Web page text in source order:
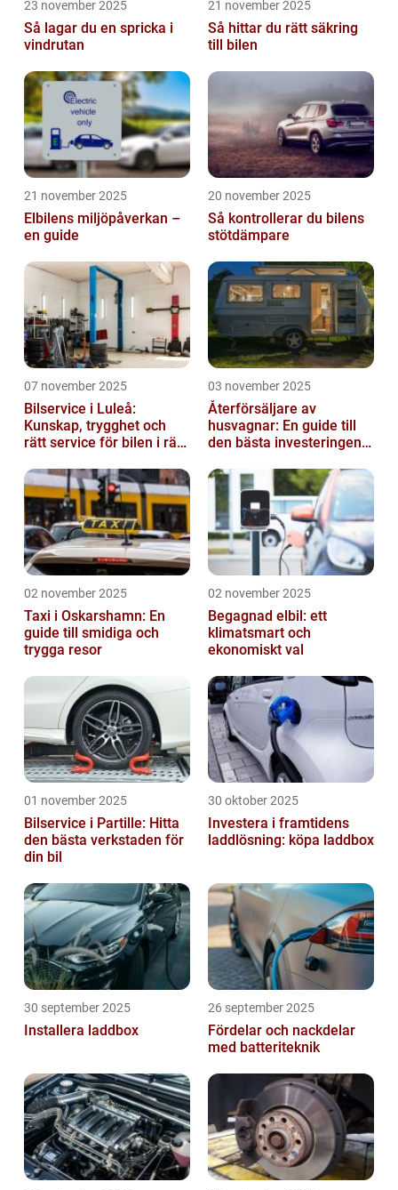
23 november 2025
Så lagar du en spricka i
vindrutan
21 november 2025
Så hittar du rätt säkring
till bilen
21 november 2025
Elbilens miljöpåverkan –
en guide
20 november 2025
Så kontrollerar du bilens
stötdämpare
07 november 2025
Bilservice i Luleå:
Kunskap, trygghet och
rätt service för bilen i rätt
03 november 2025
Återförsäljare av
husvagnar: En guide till
den bästa investeringen
02 november 2025
Taxi i Oskarshamn: En
guide till smidiga och
trygga resor
02 november 2025
Begagnad elbil: ett
klimatsmart och
ekonomiskt val
01 november 2025
Bilservice i Partille: Hitta
den bästa verkstaden för
din bil
30 oktober 2025
Investera i framtidens
laddlösning: köpa laddbox
30 september 2025
Installera laddbox
26 september 2025
Fördelar och nackdelar
med batteriteknik